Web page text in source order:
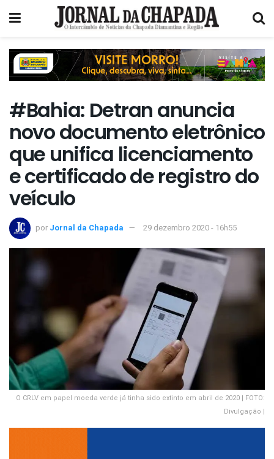
#Bahia: Detran anuncia
novo documento eletrônico
que unifica licenciamento
e certificado de registro do
veículo
por Jornal da Chapada 29 dezembro 2020 - 16h55
O CRLV em papel moeda verde já tinha sido extinto em abril de 2020 | FOTO:
Divulgação |